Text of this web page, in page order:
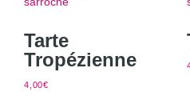
Tarte
Tropézienne
4,00€